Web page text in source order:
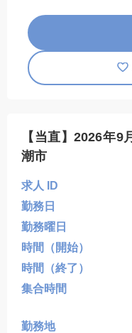
【当直】2026年
潮市
求人 ID
勤務日
勤務曜日
時間（開始）
時間（終了）
集合時間
勤務地